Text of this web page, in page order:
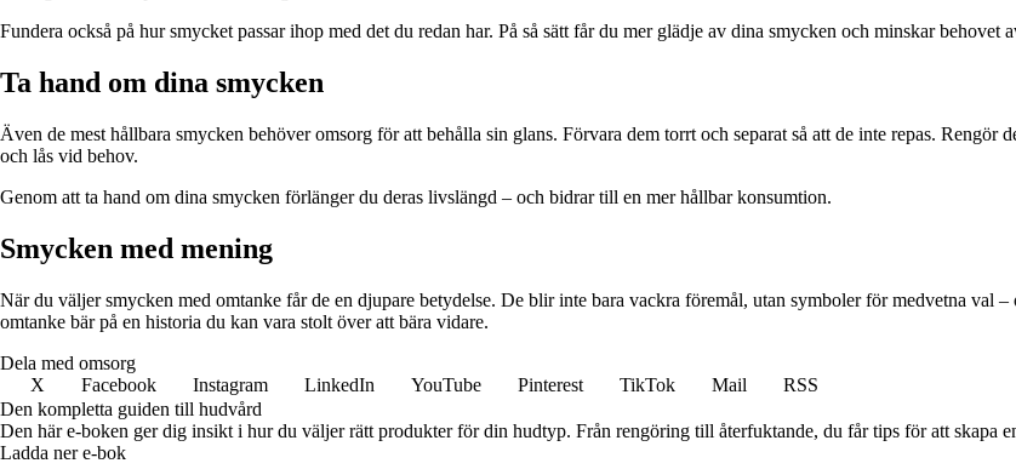
Fundera också på hur smycket passar ihop med det du redan har. På så sätt får du mer glädje av dina smycken och minskar behovet
Ta hand om dina smycken
Även de mest hållbara smycken behöver omsorg för att behålla sin glans. Förvara dem torrt och separat så att de inte repas.
och lås vid behov.
Genom att ta hand om dina smycken förlänger du deras livslängd – och bidrar till en mer hållbar konsumtion.
Smycken med mening
När du väljer smycken med omtanke får de en djupare betydelse. De blir inte bara vackra föremål, utan symboler för medvetna val
omtanke bär på en historia du kan vara stolt över att bära vidare.
Dela med omsorg
X
Facebook Instagram LinkedIn YouTube Pinterest TikTok Mail
RSS
Den kompletta guiden till hudvård
Den här e-boken ger dig insikt i hur du väljer rätt produkter för din hudtyp. Från rengöring till återfuktande, du får tips för att skapa
Ladda ner e-bok